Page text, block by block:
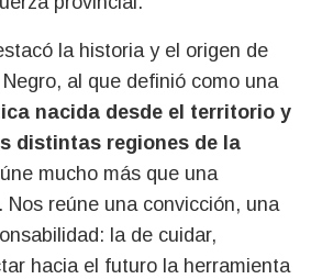
la historia y el origen de
al que definió como una
nacida desde el territorio y
distintas regiones de la
mucho más que una
Nos reúne una convicción, una
la de cuidar,
hacia el futuro la herramienta